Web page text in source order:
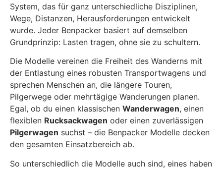
System, das für ganz unterschiedliche Disziplinen,
Wege, Distanzen, Herausforderungen entwickelt
wurde. Jeder Benpacker basiert auf demselben
Grundprinzip: Lasten tragen, ohne sie zu schultern.
Die Modelle vereinen die Freiheit des Wanderns mit
der Entlastung eines robusten Transportwagens und
sprechen Menschen an, die längere Touren,
Pilgerwege oder mehrtägige Wanderungen planen.
Egal, ob du einen klassischen Wanderwagen, einen
flexiblen Rucksackwagen oder einen zuverlässigen
Pilgerwagen suchst – die Benpacker Modelle decken
den gesamten Einsatzbereich ab.
So unterschiedlich die Modelle auch sind, eines haben